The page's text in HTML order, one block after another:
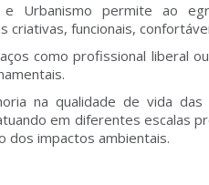
e Urbanismo permite ao
criativas, funcionais,
como profissional liberal
na qualidade de vida
em diferentes escalas
dos impactos ambientais.